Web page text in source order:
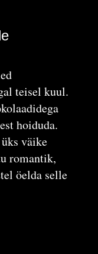
teisel kuul.
hoiduda.
väike
romantik,
öelda selle